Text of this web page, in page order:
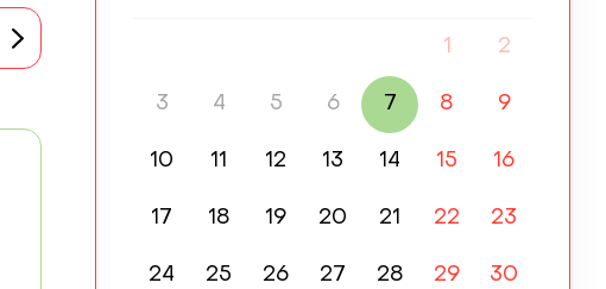
1 2
3 4 5 6 7 8 9
10 11 12 13 14 15 16
17 18 19 20 21 22 23
24 25 26 27 28 29 30